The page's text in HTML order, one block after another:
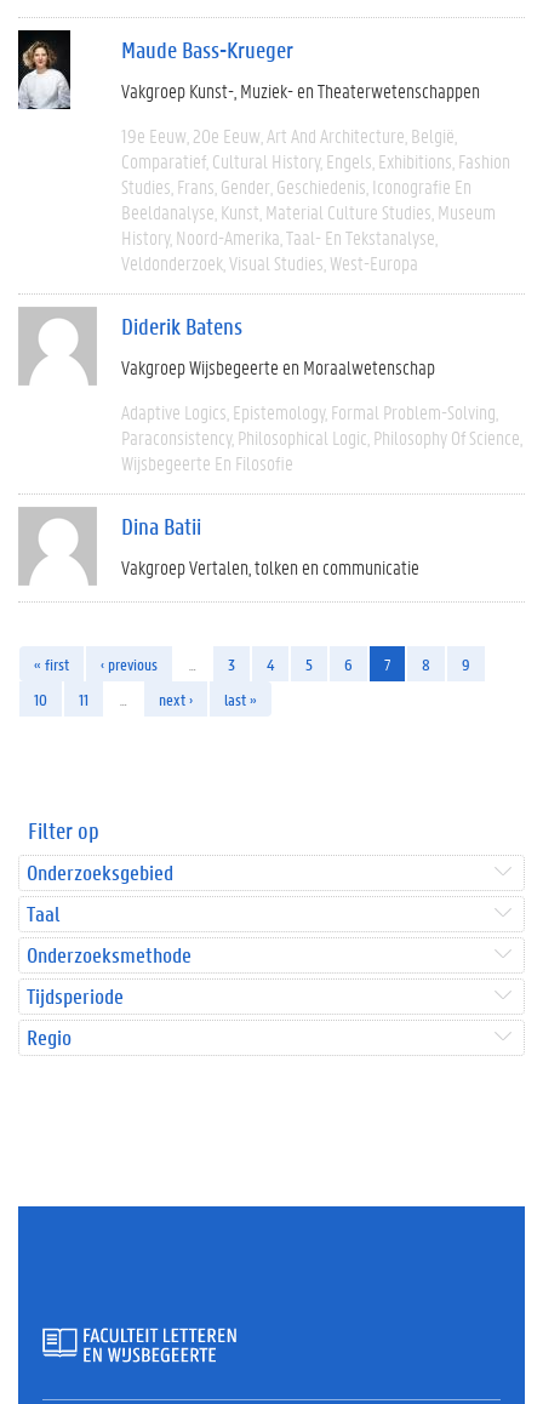
Maude Bass-Krueger
Vakgroep Kunst-, Muziek- en Theaterwetenschappen
19e Eeuw 20e Eeuw Art And Architecture België
Comparatief Cultural History Engels Exhibitions Fashion
Studies Frans Gender Geschiedenis Iconografie En
Beeldanalyse Kunst Material Culture Studies Museum
History Noord-Amerika Taal- En Tekstanalyse
Veldonderzoek Visual Studies West-Europa
Diderik Batens
Vakgroep Wijsbegeerte en Moraalwetenschap
Adaptive Logics Epistemology Formal Problem-Solving
Paraconsistency Philosophical Logic Philosophy Of Science
Wijsbegeerte En Filosofie
Dina Batii
Vakgroep Vertalen, tolken en communicatie
« first ‹ previous 3 4 5 6 7 8
9
10
11 next › last »
Filter op
Onderzoeksgebied
Taal
Onderzoeksmethode
Tijdsperiode
Regio